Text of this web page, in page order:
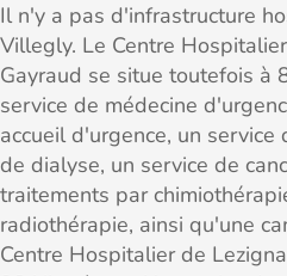
Il n'y a pas d'infrastructure
Villegly. Le Centre
Gayraud se situe toutefois à
service de médecine
accueil d'urgence, un service
de dialyse, un service de
traitements par
radiothérapie, ainsi qu'une
Centre Hospitalier de